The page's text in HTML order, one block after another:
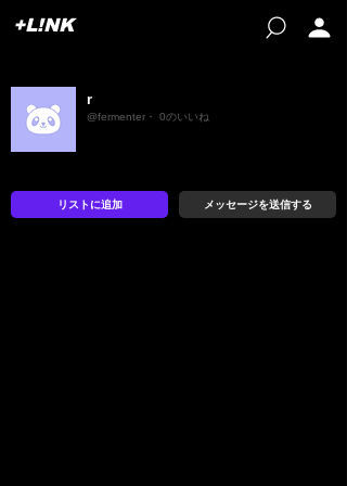
+L!NK
r
@fermenter・ 0のいいね
リストに追加 メッセージを送信する